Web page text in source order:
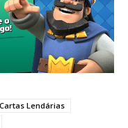
Cartas Lendárias